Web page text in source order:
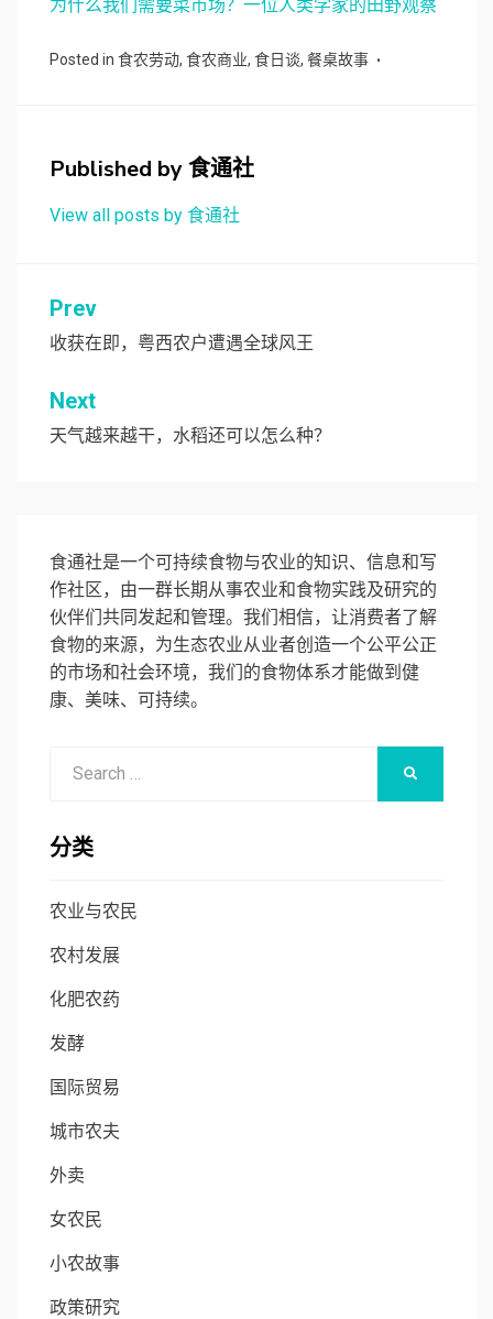
为什么我们需要菜市场？一位人类学家的田野观察
Posted in 食农劳动, 食农商业, 食日谈, 餐桌故事
Published by食通社
View all posts by 食通社
文
章
导
航
Prev
收获在即，粤西农户遭遇全球风王
Next
天气越来越干，水稻还可以怎么种？
食通社是一个可持续食物与农业的知识、信息和写
作社区，由一群长期从事农业和食物实践及研究的
伙伴们共同发起和管理。我们相信，让消费者了解
食物的来源，为生态农业从业者创造一个公平公正
的市场和社会环境，我们的食物体系才能做到健
康、美味、可持续。
分类
农业与农民
农村发展
化肥农药
发酵
国际贸易
城市农夫
外卖
女农民
小农故事
政策研究